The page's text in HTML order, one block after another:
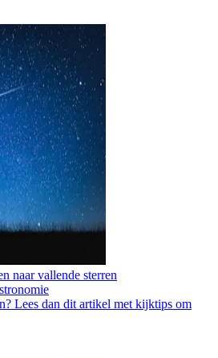
naar vallende sterren
Lees dan dit artikel met kijktips om